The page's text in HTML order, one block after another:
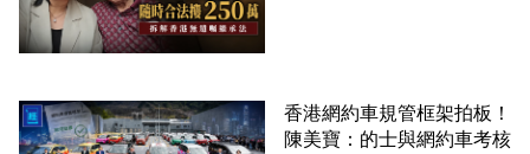
香港網約車規管框架拍板！
陳美寶：的士與網約車考核